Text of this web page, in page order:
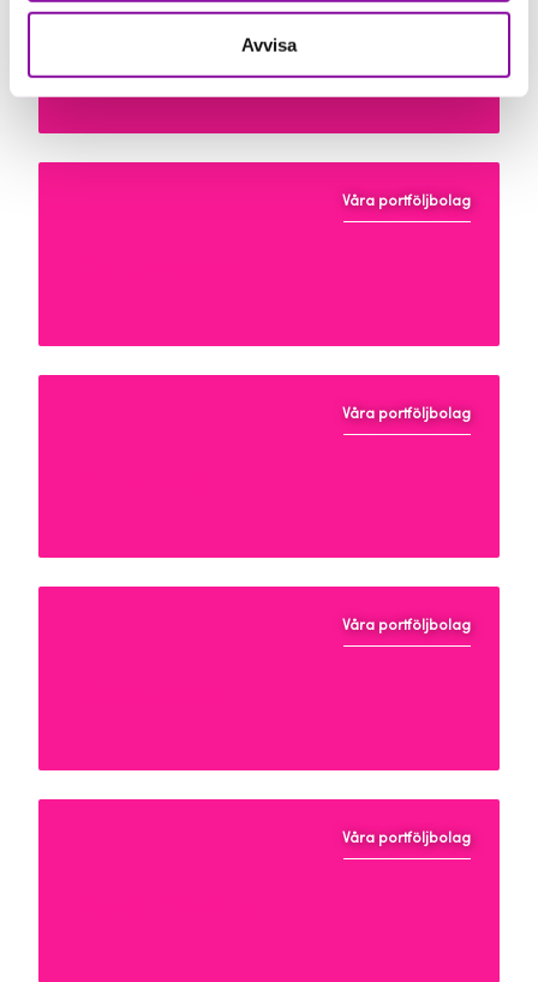
Avvisa
Våra portföljbolag
Våra portföljbolag
Våra portföljbolag
Våra portföljbolag